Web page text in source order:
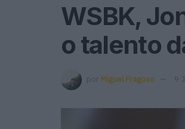
WSBK,
o talento
por Miguel Fragoso 9